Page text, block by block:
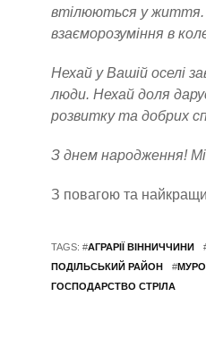
втілюються у життя.
взаєморозуміння в
Нехай у Вашій оселі
люди. Нехай доля
розвитку та добрих
З днем народження!
З повагою та
TAGS: #АГРАРІЇ ВІННИЧЧИНИ
ПОДІЛЬСЬКИЙ РАЙОН
#
ГОСПОДАРСТВО СТРІЛА